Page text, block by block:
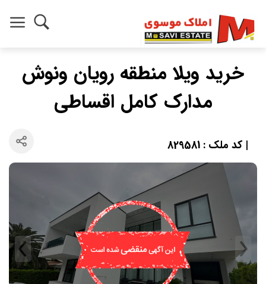
خرید ویلا منطقه رویان ونوش
مدارک کامل اقساطی
| کد ملک : 829581